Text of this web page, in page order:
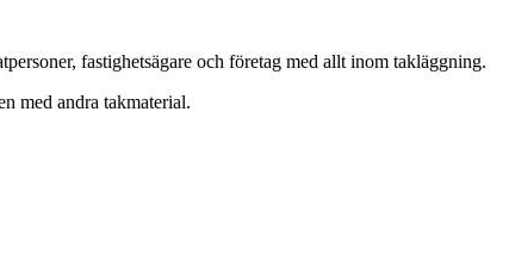
fastighetsägare och företag med allt inom takläggning.
med andra takmaterial.